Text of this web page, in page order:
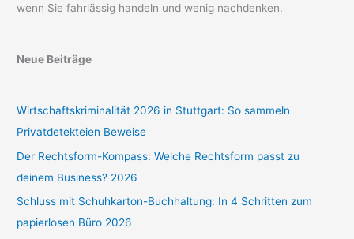
wenn Sie fahrlässig handeln und wenig nachdenken.
Neue Beiträge
Wirtschaftskriminalität 2026 in Stuttgart: So sammeln
Privatdetekteien Beweise
Der Rechtsform-Kompass: Welche Rechtsform passt zu
deinem Business? 2026
Schluss mit Schuhkarton-Buchhaltung: In 4 Schritten zum
papierlosen Büro 2026